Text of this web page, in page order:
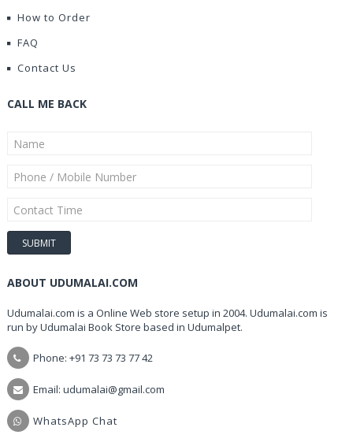
How to Order
FAQ
Contact Us
CALL ME BACK
ABOUT UDUMALAI.COM
Udumalai.com is a Online Web store setup in 2004. Udumalai.com is
run by Udumalai Book Store based in Udumalpet.
Phone: +91 73 73 73 77 42
Email: udumalai@gmail.com
WhatsApp Chat